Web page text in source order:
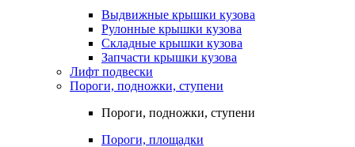
Выдвижные крышки кузова
Рулонные крышки кузова
Складные крышки кузова
Запчасти крышки кузова
Лифт подвески
Пороги, подножки, ступени
Пороги, подножки, ступени
Пороги, площадки